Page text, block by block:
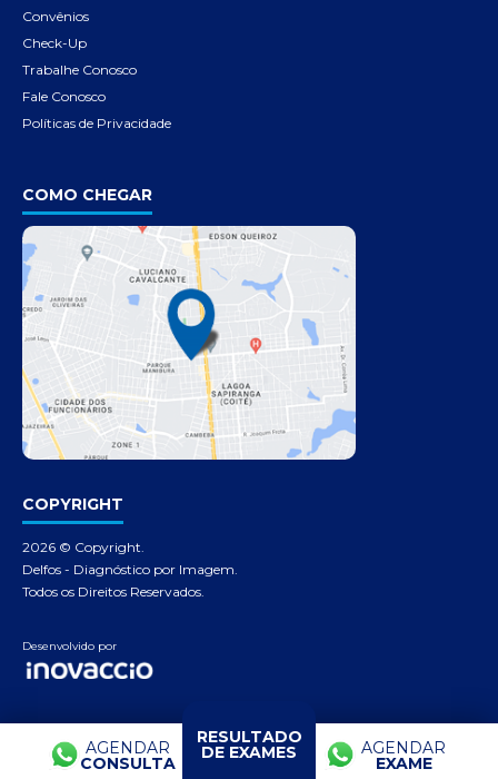
Convênios
Check-Up
Trabalhe Conosco
Fale Conosco
Políticas de Privacidade
COMO CHEGAR
COPYRIGHT
2026 © Copyright.
Delfos - Diagnóstico por Imagem.
Todos os Direitos Reservados.
Desenvolvido por
AGENDAR
CONSULTA
RESULTADO
DE EXAMES AGENDAR
EXAME